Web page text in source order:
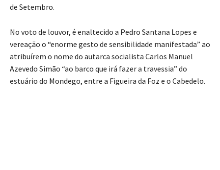
de Setembro.
No voto de louvor, é enaltecido a Pedro Santana Lopes e
vereação o “enorme gesto de sensibilidade manifestada” ao
atribuírem o nome do autarca socialista Carlos Manuel
Azevedo Simão “ao barco que irá fazer a travessia” do
estuário do Mondego, entre a Figueira da Foz e o Cabedelo.